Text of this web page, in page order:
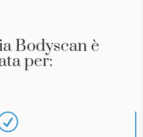
Bodyscan è
per: